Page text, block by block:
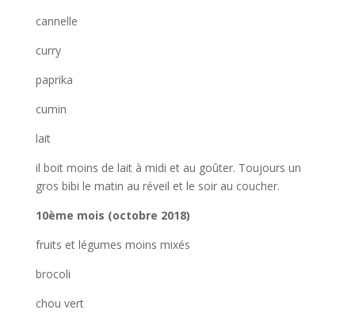
cannelle
curry
paprika
cumin
lait
il boit moins de lait à midi et au goûter. Toujours un
gros bibi le matin au réveil et le soir au coucher.
10ème mois (octobre 2018)
fruits et légumes moins mixés
brocoli
chou vert